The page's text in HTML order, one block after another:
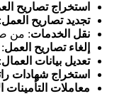
استخراج تصاريح
تجديد تصاريح العمل
نقل الخدمات: من
إلغاء تصاريح العمل
تعديل بيانات العمال
استخراج شهادات
معاملات التأمينات